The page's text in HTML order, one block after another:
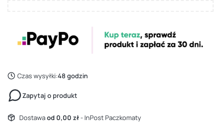
Czas wysyłki:48 godzin
Zapytaj o produkt
Dostawaod 0,00 zł- InPost Paczkomaty